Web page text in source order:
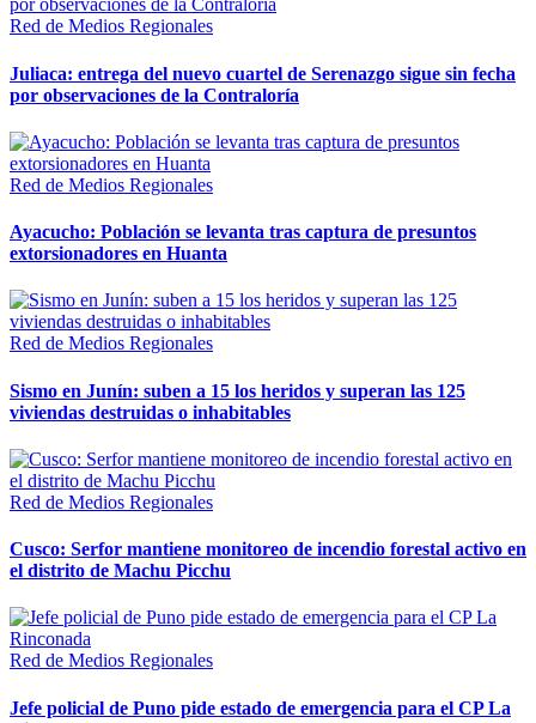
Red de Medios Regionales
Juliaca: entrega del nuevo cuartel de Serenazgo sigue sin fecha
por observaciones de la Contraloría
Red de Medios Regionales
Ayacucho: Población se levanta tras captura de presuntos
extorsionadores en Huanta
Red de Medios Regionales
Sismo en Junín: suben a 15 los heridos y superan las 125
viviendas destruidas o inhabitables
Red de Medios Regionales
Cusco: Serfor mantiene monitoreo de incendio forestal activo en
el distrito de Machu Picchu
Red de Medios Regionales
Jefe policial de Puno pide estado de emergencia para el CP La